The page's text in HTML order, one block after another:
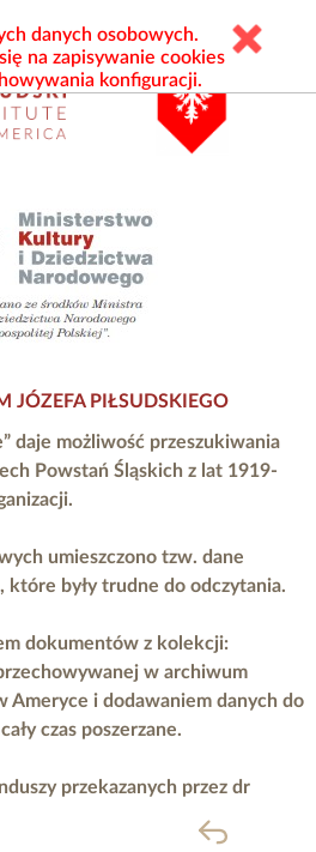
JÓZEFA PIŁSUDSKIEGO
daje możliwość przeszukiwania
Powstań Śląskich z lat 1919-
umieszczono tzw. dane
były trudne do odczytania.
dokumentów z kolekcji:
w archiwum
Ameryce i dodawaniem danych do
czas poszerzane.
przekazanych przez dr
powrót
danych osobowych.
na zapisywanie cookies
konfiguracji.